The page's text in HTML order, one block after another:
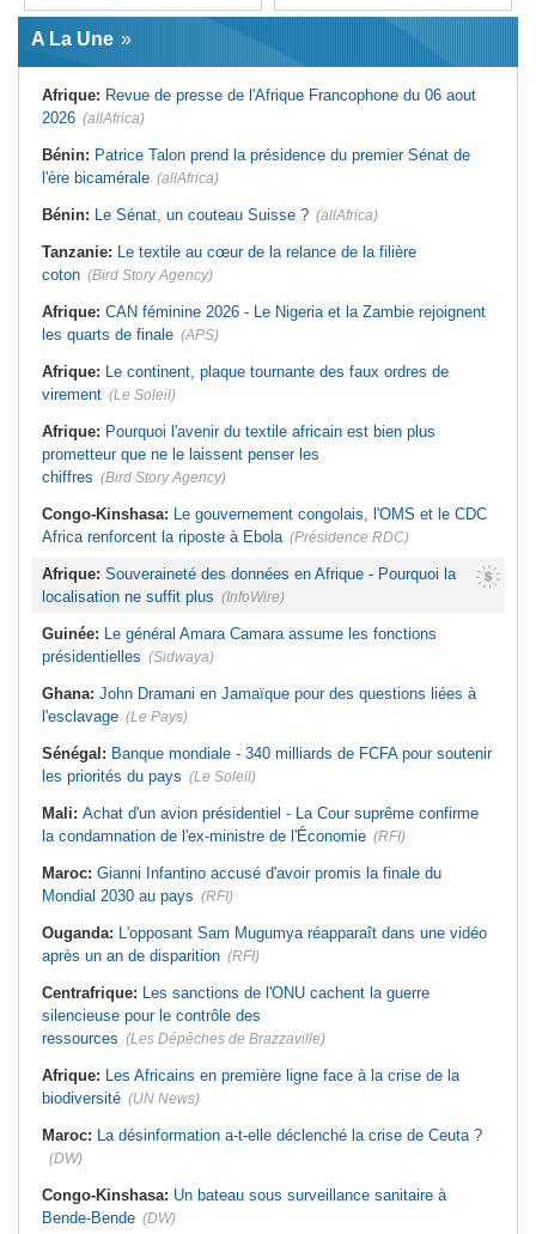
Afrique:Le continent, plaque
tournante des faux ordres de
virement
Guinée:Le général Amara Camara
Ghana:John Dramani en Jamaïque
pour des questions liées à
Sénégal: Banque mondiale - 340
milliards de FCFA pour soutenir les
priorités du pays
Mali:Achat d'un avion présidentiel -
La Cour suprême confirme la
l'Économie
Afrique:L'essor historique de
Algérie:France - L'affaire Mehdi
policière contre le narcotrafic
Monde arabe au Caire
Tunisie: Une maison entièrement
rétablissement du courant
A La Une
Afrique: Revue de presse de l'Afrique Francophone du 06 aout
2026 (allAfrica)
Bénin: Patrice Talon prend la présidence du premier Sénat de
l'ère bicamérale (allAfrica)
Bénin: Le Sénat, un couteau Suisse ? (allAfrica)
Tanzanie: Le textile au cœur de la relance de la filière
coton (Bird Story Agency)
Afrique: CAN féminine 2026 - Le Nigeria et la Zambie rejoignent
les quarts de finale (APS)
Afrique: Le continent, plaque tournante des faux ordres de
virement (Le Soleil)
Afrique: Pourquoi l'avenir du textile africain est bien plus
prometteur que ne le laissent penser les
chiffres (Bird Story Agency)
Congo-Kinshasa: Le gouvernement congolais, l'OMS et le CDC
Africa renforcent la riposte à Ebola (Présidence RDC)
Afrique: Souveraineté des données en Afrique - Pourquoi la
localisation ne suffit plus (InfoWire)
Guinée: Le général Amara Camara assume les fonctions
présidentielles (Sidwaya)
Ghana: John Dramani en Jamaïque pour des questions liées à
l'esclavage (Le Pays)
Sénégal: Banque mondiale - 340 milliards de FCFA pour soutenir
les priorités du pays (Le Soleil)
Mali: Achat d'un avion présidentiel - La Cour suprême confirme
la condamnation de l'ex-ministre de l'Économie (RFI)
Maroc: Gianni Infantino accusé d'avoir promis la finale du
Mondial 2030 au pays (RFI)
Ouganda: L'opposant Sam Mugumya réapparaît dans une vidéo
après un an de disparition (RFI)
Centrafrique: Les sanctions de l'ONU cachent la guerre
silencieuse pour le contrôle des
ressources (Les Dépêches de Brazzaville)
Afrique: Les Africains en première ligne face à la crise de la
biodiversité (UN News)
Maroc: La désinformation a-t-elle déclenché la crise de Ceuta ?
(DW)
Congo-Kinshasa: Un bateau sous surveillance sanitaire à
Bende-Bende (DW)